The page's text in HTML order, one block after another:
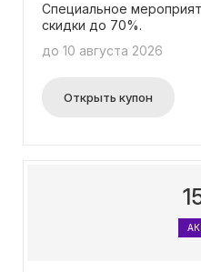
Специальное
скидки до 70%.
до 10 августа 2026
Открыть купон